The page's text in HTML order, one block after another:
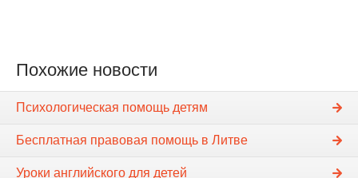
Похожие новости
Психологическая помощь детям
Бесплатная правовая помощь в Литве
Уроки английского для детей